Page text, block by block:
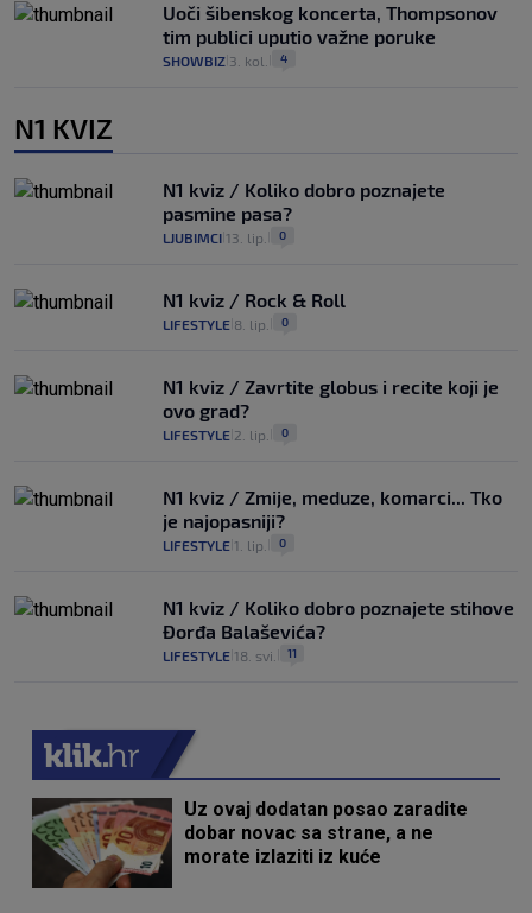
Uoči šibenskog koncerta, Thompsonov
tim publici uputio važne poruke
SHOWBIZ 3. kol. 4
N1 KVIZ
N1 kviz / Koliko dobro poznajete
pasmine pasa?
LJUBIMCI 13. lip. 0
N1 kviz / Rock & Roll
LIFESTYLE 8. lip. 0
N1 kviz / Zavrtite globus i recite koji je
ovo grad?
LIFESTYLE 2. lip. 0
N1 kviz / Zmije, meduze, komarci... Tko
je najopasniji?
LIFESTYLE 1. lip. 0
N1 kviz / Koliko dobro poznajete stihove
Đorđa Balaševića?
LIFESTYLE 18. svi. 11
Uz ovaj dodatan posao zaradite
dobar novac sa strane, a ne
morate izlaziti iz kuće